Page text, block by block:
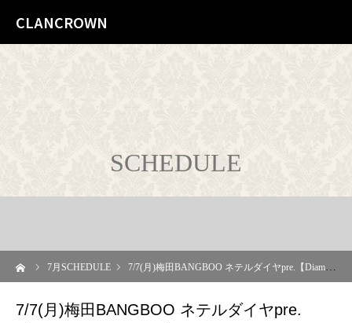
CLANCROWN
SCHEDULE
7月SCHEDULE 7/7(月)梅田BANGBOO ネテルダイヤpre.【Diamond Polishers】
7/7(月)梅田BANGBOO ネテルダイヤpre.